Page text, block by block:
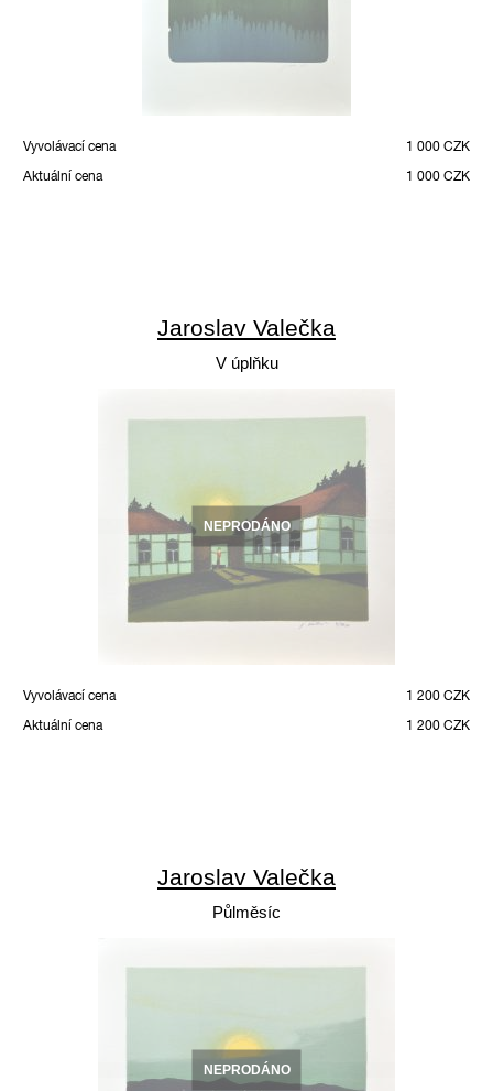
Vyvolávací cena
1 000 CZK
Aktuální cena
1 000 CZK
Jaroslav Valečka
V úplňku
NEPRODÁNO
Vyvolávací cena
1 200 CZK
Aktuální cena
1 200 CZK
Jaroslav Valečka
Půlměsíc
NEPRODÁNO